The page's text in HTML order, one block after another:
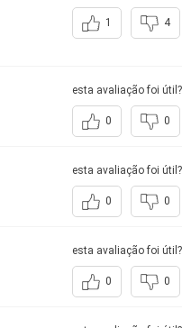
1 4
esta avaliação foi útil?
0 0
esta avaliação foi útil?
0 0
esta avaliação foi útil?
0 0